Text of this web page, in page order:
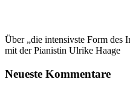
Über „die intensivste Form des
mit der Pianistin Ulrike Haage
Neueste Kommentare